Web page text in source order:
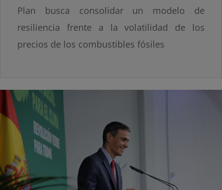
Plan busca consolidar un modelo de
resiliencia frente a la volatilidad de los
precios de los combustibles fósiles